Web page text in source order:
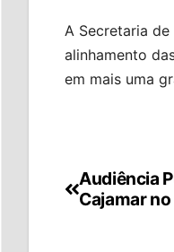
A Secretaria
alinhamento
em mais uma
Audiência
Cajamar